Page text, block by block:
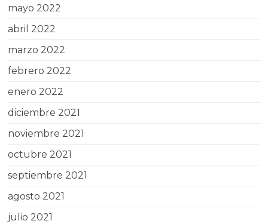
mayo 2022
abril 2022
marzo 2022
febrero 2022
enero 2022
diciembre 2021
noviembre 2021
octubre 2021
septiembre 2021
agosto 2021
julio 2021